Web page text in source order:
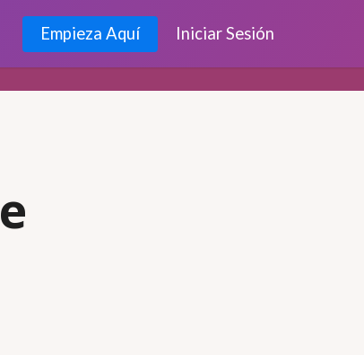
Empieza Aquí Iniciar Sesión